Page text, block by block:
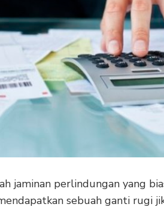
jaminan perlindungan yang
sebuah ganti rugi